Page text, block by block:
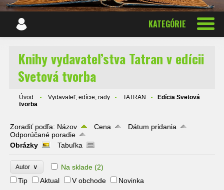
KATEGÓRIE
Knihy vydavateľstva Tatran v edícii
Svetová tvorba
Úvod Vydavateľ, edície, rady TATRAN
Edícia Svetová
tvorba
Zoradiť podľa: Názov Cena
Dátum pridania
Odporúčané poradie
Obrázky
Tabuľka
Autor ∨ Na sklade (2)
Tip
Aktual V obchode
Novinka